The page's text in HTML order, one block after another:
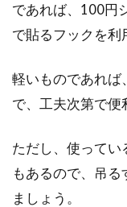
であれば、100円
で貼るフックを利
軽いものであれば
で、工夫次第で便
ただし、使ってい
もあるので、吊
ましょう。